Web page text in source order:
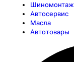
Шиномонтаж
Автосервис
Масла
Автотовары